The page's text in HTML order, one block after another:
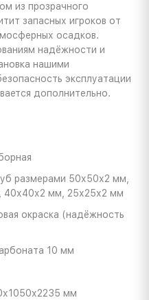
из прозрачного
запасных игроков от
осадков.
надёжности и
нашими
эксплуатации
дополнительно.
размерами 50х50х2 мм,
мм, 25х25х2 мм
окраска (надёжность
10 мм
мм